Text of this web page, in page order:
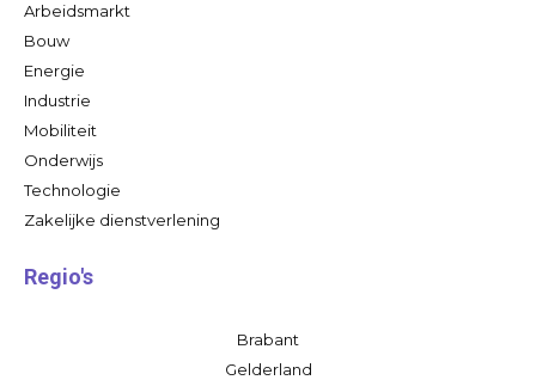
Arbeidsmarkt
Bouw
Energie
Industrie
Mobiliteit
Onderwijs
Technologie
Zakelijke dienstverlening
Regio's
Brabant
Gelderland